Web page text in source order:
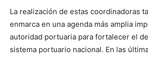
La realización de estas coordinadoras
enmarca en una agenda más amplia
autoridad portuaria para fortalecer el
sistema portuario nacional. En las